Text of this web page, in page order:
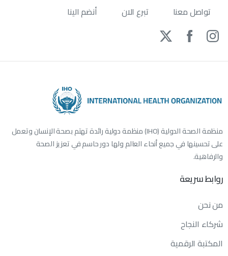
تواصل معنا تبرع الان أنضم الينا
منظمة الصحة الدولية (IHO) منظمة دولية رائدة تهتم بصحة الإنسان وتعمل
على تحسينها في جميع أنحاء العالم ولها دور حاسم في تعزيز الصحة
والرفاهية.
روابطسريعة
من نحن
شركاء النجاح
المكتبة الرقمية